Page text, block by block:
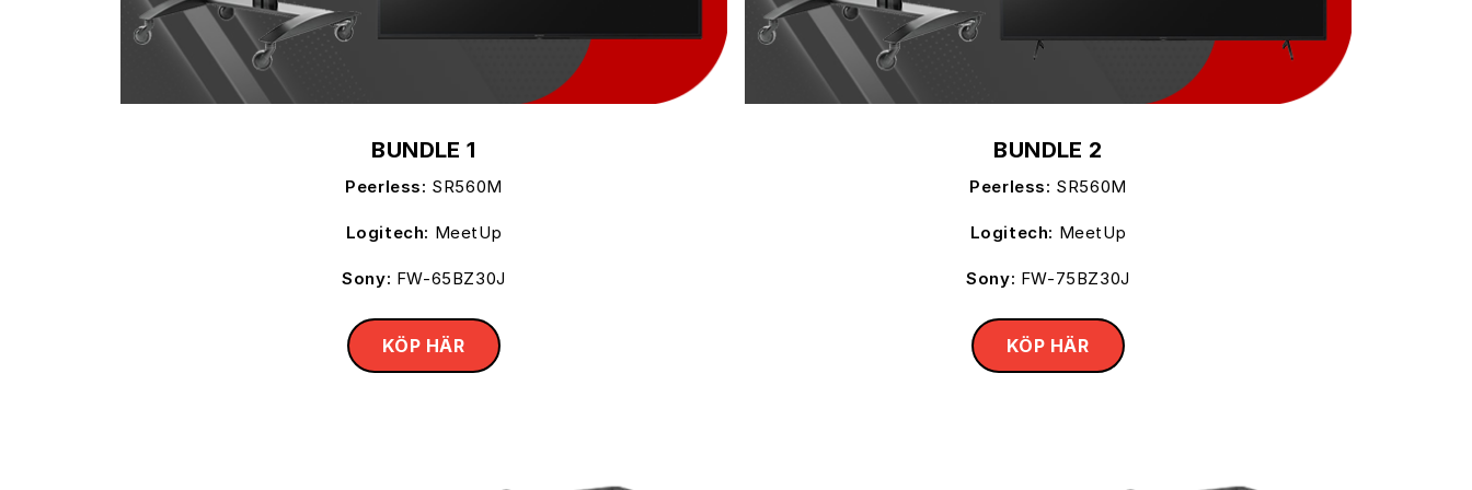
BUNDLE 1
Peerless: SR560M
Logitech: MeetUp
Sony: FW-65BZ30J
KÖP HÄR
BUNDLE 2
Peerless: SR560M
Logitech: MeetUp
Sony: FW-75BZ30J
KÖP HÄR